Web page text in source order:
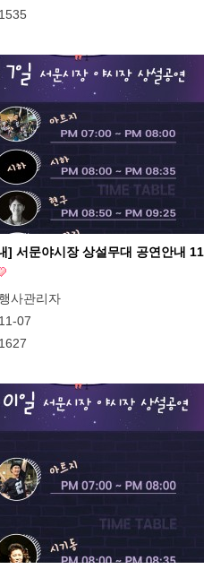
1535
] 서문야시장 상설무대 공연안내 11
행사관리자
11-07
1627